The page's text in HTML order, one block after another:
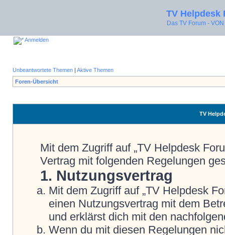
TV Helpdesk
Das TV Forum -
Anmelden
Unbeantwortete Themen | Aktive Themen
Foren-Übersicht
TV
Mit dem Zugriff auf „TV Helpdesk
Vertrag mit folgenden Regelungen
1. Nutzungsvertrag
Mit dem Zugriff auf „TV Helpdesk
einen Nutzungsvertrag mit dem
und erklärst dich mit den
Wenn du mit diesen Regelungen